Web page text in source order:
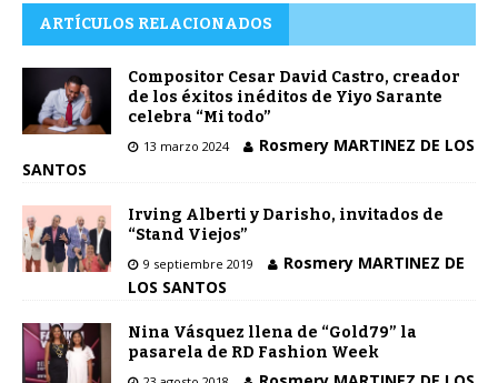
ARTÍCULOS RELACIONADOS
Compositor Cesar David Castro, creador
de los éxitos inéditos de Yiyo Sarante
celebra “Mi todo”
13 marzo 2024
Rosmery MARTINEZ DE LOS
SANTOS
Irving Alberti y Darisho, invitados de
“Stand Viejos”
9 septiembre 2019
Rosmery MARTINEZ DE
LOS SANTOS
Nina Vásquez llena de “Gold79” la
pasarela de RD Fashion Week